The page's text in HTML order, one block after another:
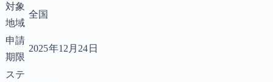
対象
地域
全国
申請
期限
2025年12月24日
ステ